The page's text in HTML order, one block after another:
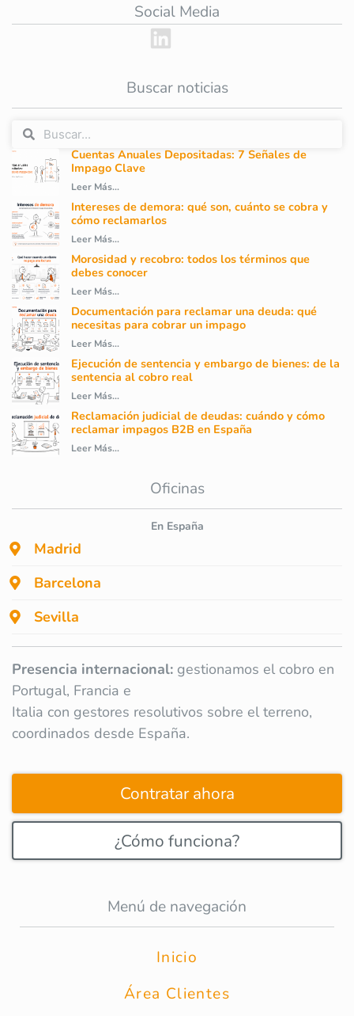
Social Media
Buscar noticias
Cuentas Anuales Depositadas: 7 Señales de
Impago Clave
Leer Más...
Intereses de demora: qué son, cuánto se cobra y
cómo reclamarlos
Leer Más...
Morosidad y recobro: todos los términos que
debes conocer
Leer Más...
Documentación para reclamar una deuda: qué
necesitas para cobrar un impago
Leer Más...
Ejecución de sentencia y embargo de bienes: de la
sentencia al cobro real
Leer Más...
Reclamación judicial de deudas: cuándo y cómo
reclamar impagos B2B en España
Leer Más...
Oficinas
En España
Madrid
Barcelona
Sevilla
Presencia internacional: gestionamos el cobro en
Portugal, Francia e
Italia con gestores resolutivos sobre el terreno,
coordinados desde España.
Contratar ahora
¿Cómo funciona?
Menú de navegación
Inicio
Área Clientes